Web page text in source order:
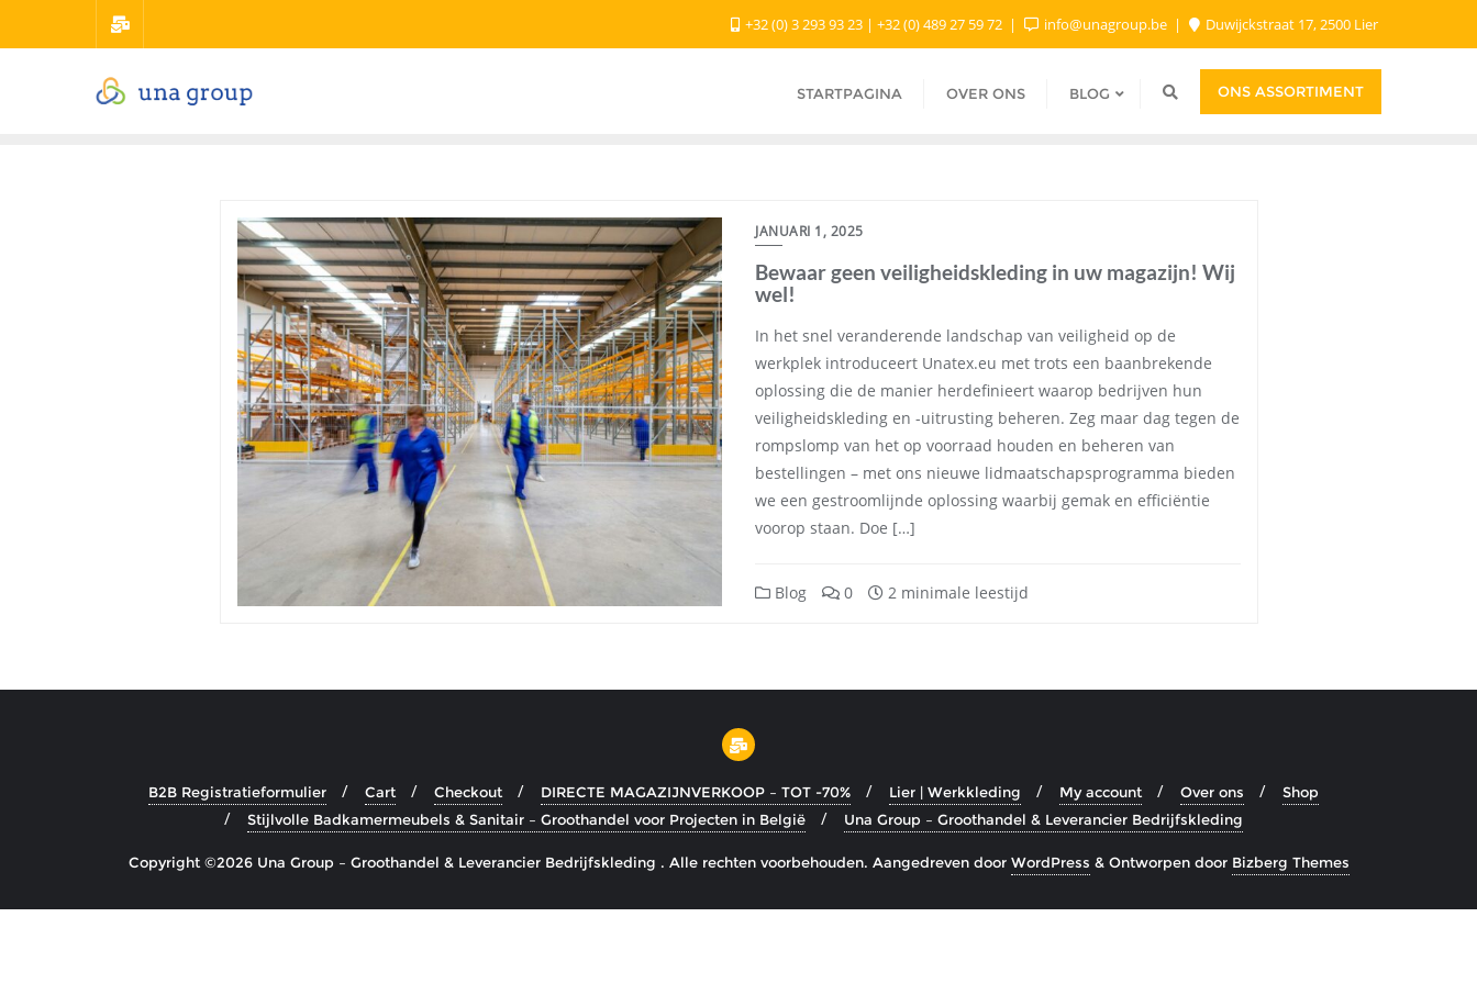
+32 (0) 3 293 93 23 | +32 (0) 489 27 59 72 info@unagroup.be Duwijckstraat 17, 2500 Lier
STARTPAGINA OVER ONS BLOG ONS ASSORTIMENT
JANUARI 1, 2025
Bewaar geen veiligheidskleding in uw magazijn! Wij
wel!
In het snel veranderende landschap van veiligheid op de
werkplek introduceert Unatex.eu met trots een baanbrekende
oplossing die de manier herdefinieert waarop bedrijven hun
veiligheidskleding en -uitrusting beheren. Zeg maar dag tegen de
rompslomp van het op voorraad houden en beheren van
bestellingen – met ons nieuwe lidmaatschapsprogramma bieden
we een gestroomlijnde oplossing waarbij gemak en efficiëntie
voorop staan. Doe […]
Blog 0 2 minimale leestijd
B2B Registratieformulier Cart Checkout DIRECTE MAGAZIJNVERKOOP – TOT -70% Lier | Werkkleding My account Over ons
Shop
Stijlvolle Badkamermeubels & Sanitair – Groothandel voor Projecten in België
Una Group – Groothandel & Leverancier Bedrijfskleding
Copyright ©2026 Una Group – Groothandel & Leverancier Bedrijfskleding . Alle rechten voorbehouden. Aangedreven door WordPress & Ontworpen door Bizberg Themes